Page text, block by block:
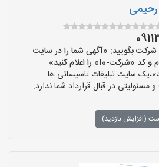
رحیمی
بگویید: «آگهی شما را در سایت
10» را اعلام کنید»
سایت تبلیغات تاسیساتی ها
در قبال قرارداد شما ندارد.
(افزایش بازدید)